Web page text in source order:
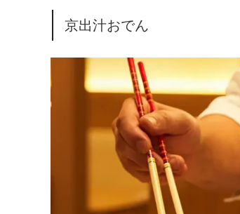
京出汁おでん